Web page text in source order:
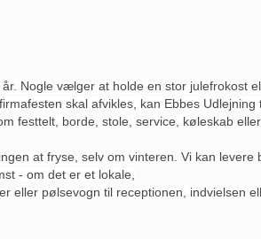
Nogle vælger at holde en stor julefrokost
skal afvikles, kan Ebbes Udlejning
festtelt, borde, stole, service, køleskab eller
at fryse, selv om vinteren. Vi kan levere
- om det er et lokale,
eller pølsevogn til receptionen, indvielsen